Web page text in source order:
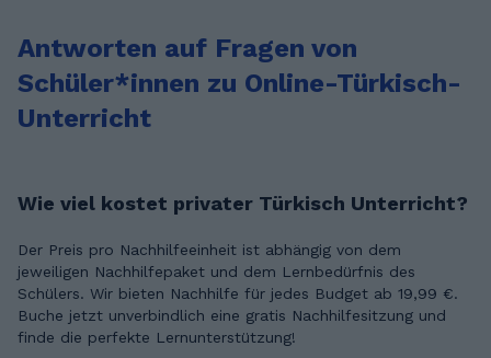
Antworten auf Fragen von
Schüler*innen zu Online-Türkisch-
Unterricht
Wie viel kostet privater Türkisch Unterricht?
Der Preis pro Nachhilfeeinheit ist abhängig von dem
jeweiligen Nachhilfepaket und dem Lernbedürfnis des
Schülers. Wir bieten Nachhilfe für jedes Budget ab 19,99 €.
Buche jetzt unverbindlich eine gratis Nachhilfesitzung und
finde die perfekte Lernunterstützung!